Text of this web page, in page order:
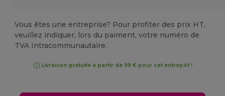
Vous êtes une entreprise? Pour profiter des prix HT,
veuillez indiquer, lors du paiment, votre numéro de
TVA Intracommunautaire.
Livraison gratuite à partir de 99 € pour cet entrepôt !